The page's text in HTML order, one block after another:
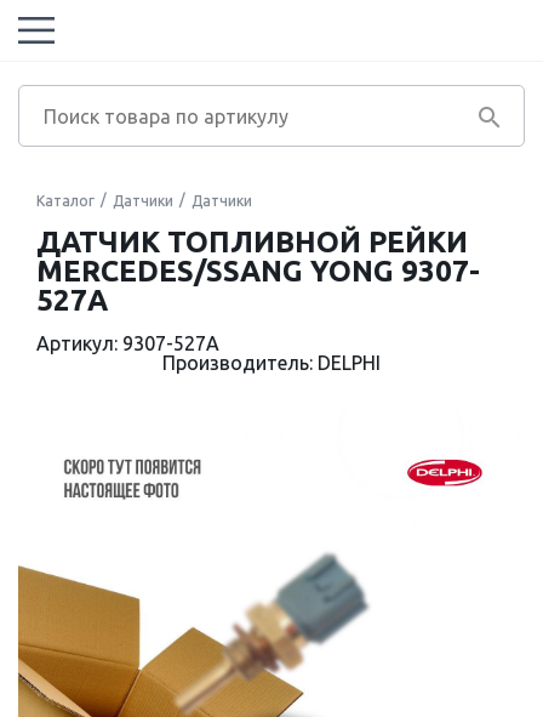
Каталог Датчики Датчики
ДАТЧИК ТОПЛИВНОЙ РЕЙКИ
MERCEDES/SSANG YONG 9307-
527A
Артикул: 9307-527A
Производитель: DELPHI